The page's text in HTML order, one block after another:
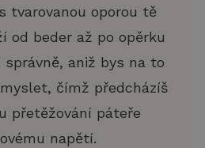
s tvarovanou oporou tě
od beder až po opěrku
správně, aniž bys na to
čímž předcházíš
přetěžování páteře
napětí.